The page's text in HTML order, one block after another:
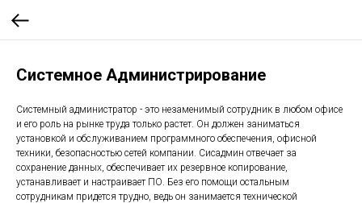
Системное Администрирование
Системный администратор - это незаменимый сотрудник в любом офисе
и его роль на рынке труда только растет. Он должен заниматься
установкой и обслуживанием программного обеспечения, офисной
техники, безопасностью сетей компании. Сисадмин отвечает за
сохранение данных, обеспечивает их резервное копирование,
устанавливает и настраивает ПО. Без его помощи остальным
сотрудникам придется трудно, ведь он занимается технической